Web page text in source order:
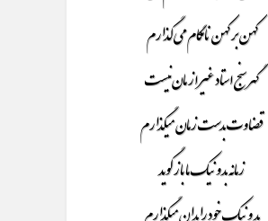
کهن بر کهن نامگام می گذارم
گهر سنج استاد غیر از مان نیست
قضاوت بدست زمان میگذارم
زمانه بدو نیک ما باز گوید